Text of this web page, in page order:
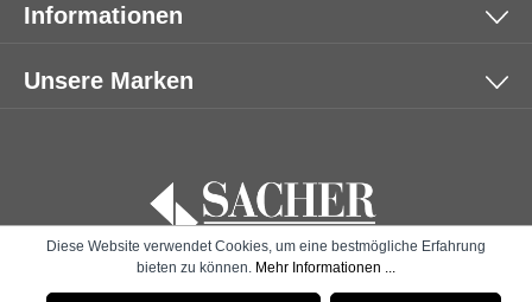
Informationen
Unsere Marken
Diese Website verwendet Cookies, um eine bestmögliche Erfahrung
bieten zu können. Mehr Informationen ...